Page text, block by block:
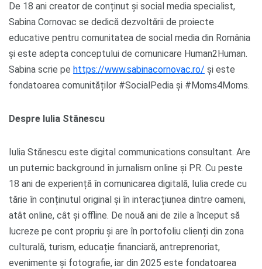
De 18 ani creator de conținut și social media specialist,
Sabina Cornovac se dedică dezvoltării de proiecte
educative pentru comunitatea de social media din România
și este adepta conceptului de comunicare Human2Human.
Sabina scrie pe https://www.sabinacornovac.ro/ și este
fondatoarea comunităților #SocialPedia și #Moms4Moms.
Despre Iulia Stănescu
Iulia Stănescu este digital communications consultant. Are
un puternic background în jurnalism online și PR. Cu peste
18 ani de experiență în comunicarea digitală, Iulia crede cu
tărie în conținutul original și în interacțiunea dintre oameni,
atât online, cât și offline. De nouă ani de zile a început să
lucreze pe cont propriu și are în portofoliu clienți din zona
culturală, turism, educație financiară, antreprenoriat,
evenimente și fotografie, iar din 2025 este fondatoarea